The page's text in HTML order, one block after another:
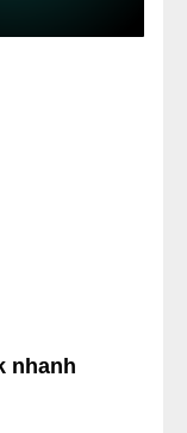
nhanh